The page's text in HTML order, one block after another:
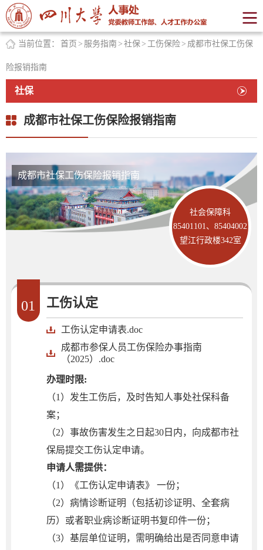
当前位置： 首页 > 服务指南 > 社保> 工伤保险> 成都市社保工伤保
险报销指南
社保
成都市社保工伤保险报销指南
成都市社保工伤保险报销指南
社会保障科
85401101、85404002
望江行政楼342室
01 工伤认定
工伤认定申请表.doc
成都市参保人员工伤保险办事指南
（2025）.doc
办理时限:
（1）发生工伤后，及时告知人事处社保科备
案；
（2）事故伤害发生之日起30日内，向成都市社
保局提交工伤认定申请。
申请人需提供：
（1）《工伤认定申请表》 一份；
（2）病情诊断证明（包括初诊证明、全套病
历）或者职业病诊断证明书复印件一份；
（3）基层单位证明，需明确给出是否同意申请